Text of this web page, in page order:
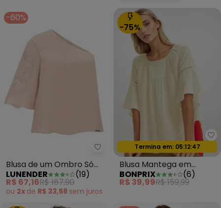
-60%
Lunender - Blusa de um
Blusa de um Ombro Só
com Manga Ampla e
Bege
LUNENDER (19)
R$ 67,16R$ 167,90
ou 2x de R$ 33,58 sem juros
-75%
Oferta relâmpago
Termina em: 05:12:44
Blusa Mantega em
Viscose Plana
BONPRIX (6)
R$ 39,99R$ 159,99